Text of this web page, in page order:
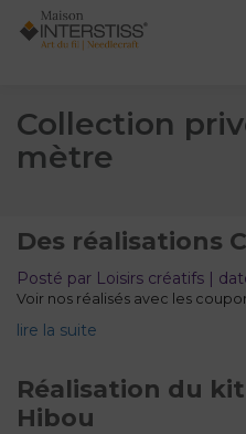
Collection
mètre
Des réalisations
Posté par Loisirs créatifs |
Voir nos réalisés avec les
lire la suite
Réalisation du
Hibou